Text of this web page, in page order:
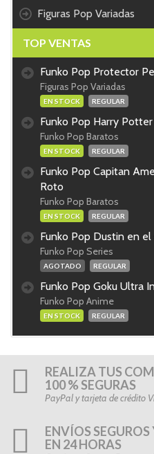
Figuras Pop Variadas
TOP VENTAS
Funko Pop Protector
Figuras Pop Variadas
EN STOCK REGULAR
Funko Pop Harry
Funko Pop Baratos
EN STOCK REGULAR
Funko Pop Capitan
Roto
Funko Pop Baratos
EN STOCK REGULAR
Funko Pop Dustin en
Funko Pop Series
AGOTADO REGULAR
Funko Pop Goku Ultra
Funko Pop Anime
EN STOCK REGULAR
REALIZA TUS
100 % SEGURAS
PayPal y tarjeta de crédito
ENVÍOS SEGUROS
EN 24 HORAS